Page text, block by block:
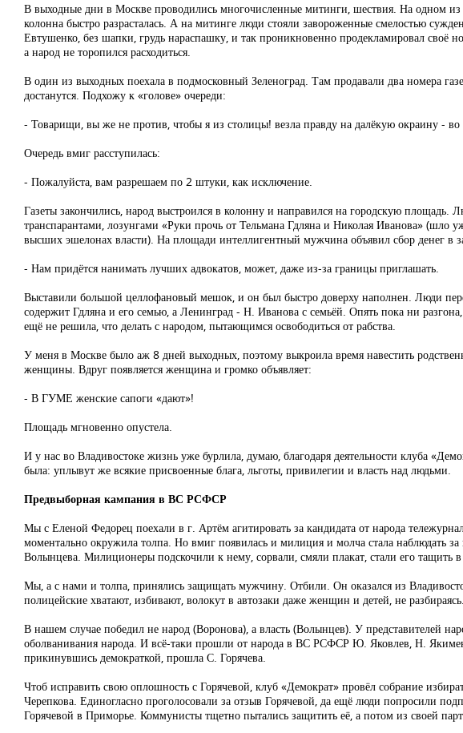
В выходные дни в Москве проводились многочисленные митинги, шествия. На одном
колонна быстро разрасталась. А на митинге люди стояли завороженные смелостью
Евтушенко, без шапки, грудь нараспашку, и так проникновенно продекламировал своё
а народ не торопился расходиться.
В один из выходных поехала в подмосковный Зеленоград. Там продавали два номера
достанутся. Подхожу к «голове» очереди:
- Товарищи, вы же не против, чтобы я из столицы! везла правду на далёкую окраину - во
Очередь вмиг расступилась:
- Пожалуйста, вам разрешаем по 2 штуки, как исключение.
Газеты закончились, народ выстроился в колонну и направился на городскую
транспарантами, лозунгами «Руки прочь от Тельмана Гдляна и Николая Иванова»
высших эшелонах власти). На площади интеллигентный мужчина объявил сбор денег в
- Нам придётся нанимать лучших адвокатов, может, даже из-за границы приглашать.
Выставили большой целлофановый мешок, и он был быстро доверху наполнен. Люди
содержит Гдляна и его семью, а Ленинград - Н. Иванова с семьёй. Опять пока ни
ещё не решила, что делать с народом, пытающимся освободиться от рабства.
У меня в Москве было аж 8 дней выходных, поэтому выкроила время навестить
женщины. Вдруг появляется женщина и громко объявляет:
- В ГУМЕ женские сапоги «дают»!
Площадь мгновенно опустела.
И у нас во Владивостоке жизнь уже бурлила, думаю, благодаря деятельности клуба
была: уплывут же всякие присвоенные блага, льготы, привилегии и власть над людьми.
Предвыборная кампания в ВС РСФСР
Мы с Еленой Федорец поехали в г. Артём агитировать за кандидата от народа
моментально окружила толпа. Но вмиг появилась и милиция и молча стала наблюдать
Волынцева. Милиционеры подскочили к нему, сорвали, смяли плакат, стали его
Мы, а с нами и толпа, принялись защищать мужчину. Отбили. Он оказался из
полицейские хватают, избивают, волокут в автозаки даже женщин и детей, не разбираясь.
В нашем случае победил не народ (Воронова), а власть (Волынцев). У представителей
оболванивания народа. И всё-таки прошли от народа в ВС РСФСР Ю. Яковлев, Н.
прикинувшись демократкой, прошла С. Горячева.
Чтоб исправить свою оплошность с Горячевой, клуб «Демократ» провёл собрание
Черепкова. Единогласно проголосовали за отзыв Горячевой, да ещё люди попросили
Горячевой в Приморье. Коммунисты тщетно пытались защитить её, а потом из своей